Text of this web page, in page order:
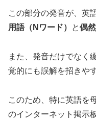
この部分の発音が、英
用語（Nワード）
と偶
また、発音だけでなく
覚的にも誤解を招きや
このため、特に英語を
のインターネット掲示